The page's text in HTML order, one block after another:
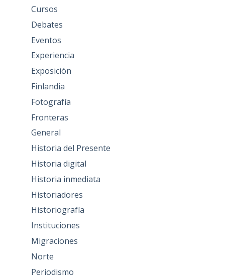
Cursos
Debates
Eventos
Experiencia
Exposición
Finlandia
Fotografía
Fronteras
General
Historia del Presente
Historia digital
Historia inmediata
Historiadores
Historiografía
Instituciones
Migraciones
Norte
Periodismo